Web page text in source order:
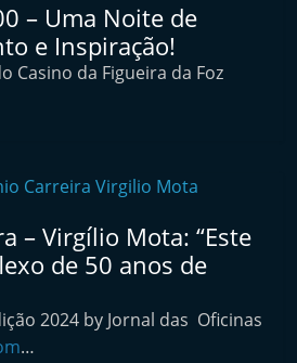
– Uma Noite de
e Inspiração!
Casino da Figueira da Foz
– Virgílio Mota: “Este
de 50 anos de
2024 by Jornal das Oficinas
…